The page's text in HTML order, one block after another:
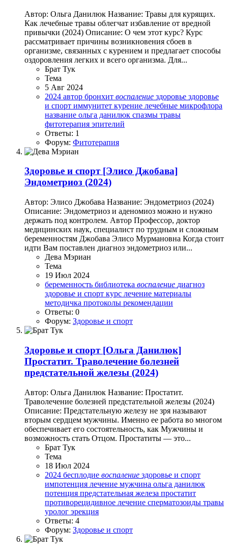
Автор: Ольга Данилюк Название: Травы для курящих.
Как лечебные травы облегчат избавление от вредной
привычки (2024) Описание: О чем этот курс? Курс
рассматривает причины возникновения сбоев в
организме, связанных с курением и предлагает способы
оздоровления легких и всего организма. Для...
Брат Тук
Тема
5 Авг 2024
2024 автор бронхит воспаление здоровье здоровье
и спорт иммунитет курение лечебные микрофлора
название ольга данилюк спазмы травы
фитотерапия эпителий
Ответы: 1
Форум: Фитотерапия
Здоровье и спорт [Элисо Джобава]
Эндометриоз (2024)
Автор: Элисо Джобава Название: Эндометриоз (2024)
Описание: Эндометриоз и аденомиоз можно и нужно
держать под контролем. Автор Профессор, доктор
медицинских наук, специалист по трудным и сложным
беременностям Джобава Элисо Мурмановна Когда стоит
идти Вам поставлен диагноз эндометриоз или...
Дева Мэриан
Тема
19 Июл 2024
беременность библиотека воспаление диагноз
здоровье и спорт курс лечение материалы
методичка протоколы рекомендации
Ответы: 0
Форум: Здоровье и спорт
Здоровье и спорт [Ольга Данилюк]
Простатит. Траволечение болезней
предстательной железы (2024)
Автор: Ольга Данилюк Название: Простатит.
Траволечение болезней предстательной железы (2024)
Описание: Предстательную железу не зря называют
вторым сердцем мужчины. Именно ее работа во многом
обеспечивает его состоятельность, как Мужчины и
возможность стать Отцом. Простатиты — это...
Брат Тук
Тема
18 Июл 2024
2024 бесплодие воспаление здоровье и спорт
импотенция лечение мужчина ольга данилюк
потенция предстательная железа простатит
противорецидивное лечение сперматозоиды травы
уролог эрекция
Ответы: 4
Форум: Здоровье и спорт